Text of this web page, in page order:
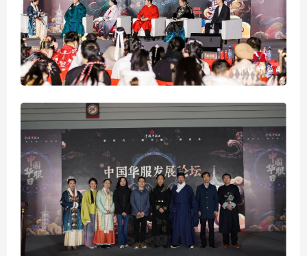
d
e
o